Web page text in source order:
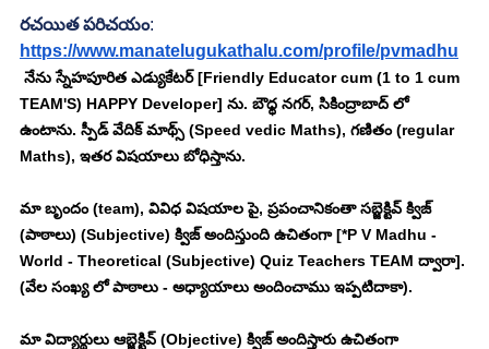
రచయిత పరిచయం:
https://www.manatelugukathalu.com/profile/pvmadhu
నేను స్నేహపూరిత ఎడ్యుకేటర్ [Friendly Educator cum (1 to 1 cum
TEAM'S) HAPPY Developer] ను. బౌధ్ధ నగర్, సికింద్రాబాద్ లో
ఉంటాను. స్పీడ్ వేదిక్ మాథ్స్ (Speed vedic Maths), గణితం (regular
Maths), ఇతర విషయాలు బోధిస్తాను.
మా బృందం (team), వివిధ విషయాల పై, ప్రపంచానికంతా సబ్జెక్టివ్ క్విజ్
(పాఠాలు) (Subjective) క్విజ్ అందిస్తుంది ఉచితంగా [*P V Madhu -
World - Theoretical (Subjective) Quiz Teachers TEAM ద్వారా].
(వేల సంఖ్య లో పాఠాలు - అధ్యాయాలు అందించాము ఇప్పటిదాకా).
మా విద్యార్థులు ఆబ్జెక్టివ్ (Objective) క్విజ్ అందిస్తారు ఉచితంగా